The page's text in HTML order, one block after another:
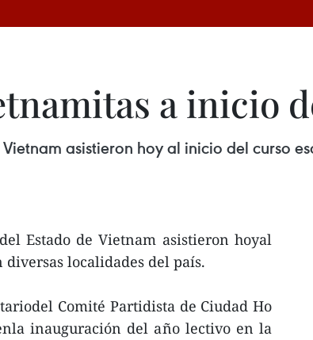
a inicio
asistieron hoy al inicio del curso
Estado de Vietnam asistieron hoyal
localidades del país.
Comité Partidista de Ciudad Ho
inauguración del año lectivo en la